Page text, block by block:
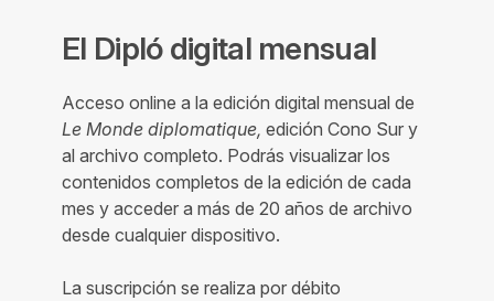
El Dipló digital mensual
Acceso online a la edición digital mensual de
Le Monde diplomatique, edición Cono Sur y
al archivo completo. Podrás visualizar los
contenidos completos de la edición de cada
mes y acceder a más de 20 años de archivo
desde cualquier dispositivo.
La suscripción se realiza por débito